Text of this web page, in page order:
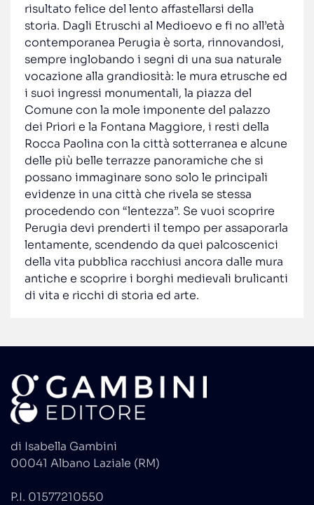
risultato felice del lento affastellarsi della
storia. Dagli Etruschi al Medioevo e fi no all’età
contemporanea Perugia è sorta, rinnovandosi,
sempre inglobando i segni di una sua naturale
vocazione alla grandiosità: le mura etrusche ed
i suoi ingressi monumentali, la piazza del
Comune con la mole imponente del palazzo
dei Priori e la Fontana Maggiore, i resti della
Rocca Paolina con la città sotterranea e alcune
delle più belle terrazze panoramiche che si
possano immaginare sono solo le principali
evidenze in una città che rivela se stessa
procedendo con “lentezza”. Se vuoi scoprire
Perugia devi prenderti il tempo per assaporarla
lentamente, scendendo da quei palcoscenici
della vita pubblica racchiusi ancora dalle mura
antiche e scoprire i borghi medievali brulicanti
di vita e ricchi di storia ed arte.
di Isabella Gambini
00041 Albano Laziale (RM)
P.I. 01577210550